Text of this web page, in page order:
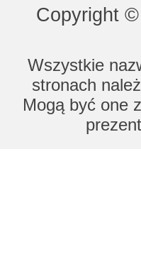
Copyright
Wszystkie
stronach
Mogą być one